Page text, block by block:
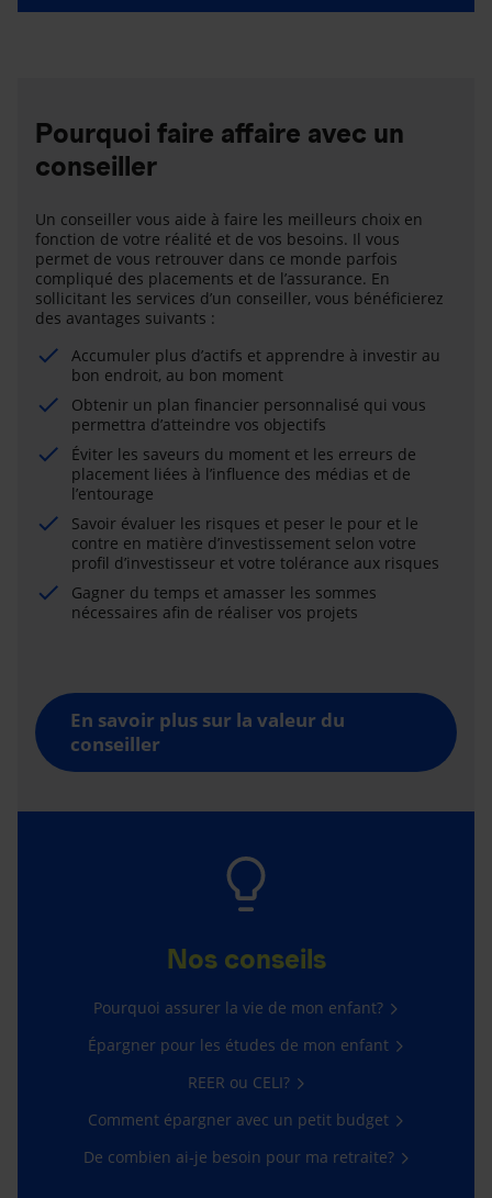
Pourquoi faire affaire avec un
conseiller
Un conseiller vous aide à faire les meilleurs choix en
fonction de votre réalité et de vos besoins. Il vous
permet de vous retrouver dans ce monde parfois
compliqué des placements et de l’assurance. En
sollicitant les services d’un conseiller, vous bénéficierez
des avantages suivants :
Accumuler plus d’actifs et apprendre à investir au
bon endroit, au bon moment
Obtenir un plan financier personnalisé qui vous
permettra d’atteindre vos objectifs
Éviter les saveurs du moment et les erreurs de
placement liées à l’influence des médias et de
l’entourage
Savoir évaluer les risques et peser le pour et le
contre en matière d’investissement selon votre
profil d’investisseur et votre tolérance aux risques
Gagner du temps et amasser les sommes
nécessaires afin de réaliser vos projets
En savoir plus sur la valeur du
conseiller
Nos conseils
Pourquoi assurer la vie de mon enfant?
Épargner pour les études de mon enfant
REER ou CELI?
Comment épargner avec un petit budget
De combien ai-je besoin pour ma retraite?